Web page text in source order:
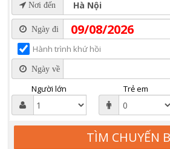
Nơi đến
Ngày đi
Hành trình khứ hồi
Ngày về
Người lớn Trẻ em